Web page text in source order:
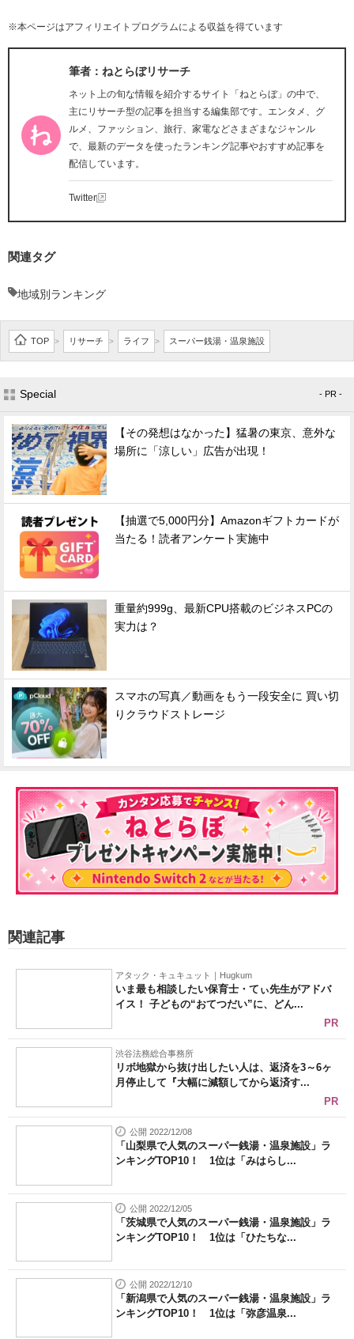
※本ページはアフィリエイトプログラムによる収益を得ています
筆者：ねとらぼリサーチ
ネット上の旬な情報を紹介するサイト「ねとらぼ」の中で、
主にリサーチ型の記事を担当する編集部です。エンタメ、グ
ルメ、ファッション、旅行、家電などさまざまなジャンル
で、最新のデータを使ったランキング記事やおすすめ記事を
配信しています。
Twitter
関連タグ
地域別ランキング
TOP > リサーチ > ライフ > スーパー銭湯・温泉施設
Special - PR -
【その発想はなかった】猛暑の東京、意外な
場所に「涼しい」広告が出現！
【抽選で5,000円分】Amazonギフトカードが
当たる！読者アンケート実施中
重量約999g、最新CPU搭載のビジネスPCの
実力は？
スマホの写真／動画をもう一段安全に 買い切
りクラウドストレージ
関連記事
アタック・キュキュット｜Hugkum
いま最も相談したい保育士・てぃ先生がアドバ
イス！ 子どもの“おてつだい”に、どん...
PR
渋谷法務総合事務所
リボ地獄から抜け出したい人は、返済を3～6ヶ
月停止して『大幅に減額してから返済す...
PR
公開 2022/12/08
「山梨県で人気のスーパー銭湯・温泉施設」ラ
ンキングTOP10！ 1位は「みはらし...
公開 2022/12/05
「茨城県で人気のスーパー銭湯・温泉施設」ラ
ンキングTOP10！ 1位は「ひたちな...
公開 2022/12/10
「新潟県で人気のスーパー銭湯・温泉施設」ラ
ンキングTOP10！ 1位は「弥彦温泉...